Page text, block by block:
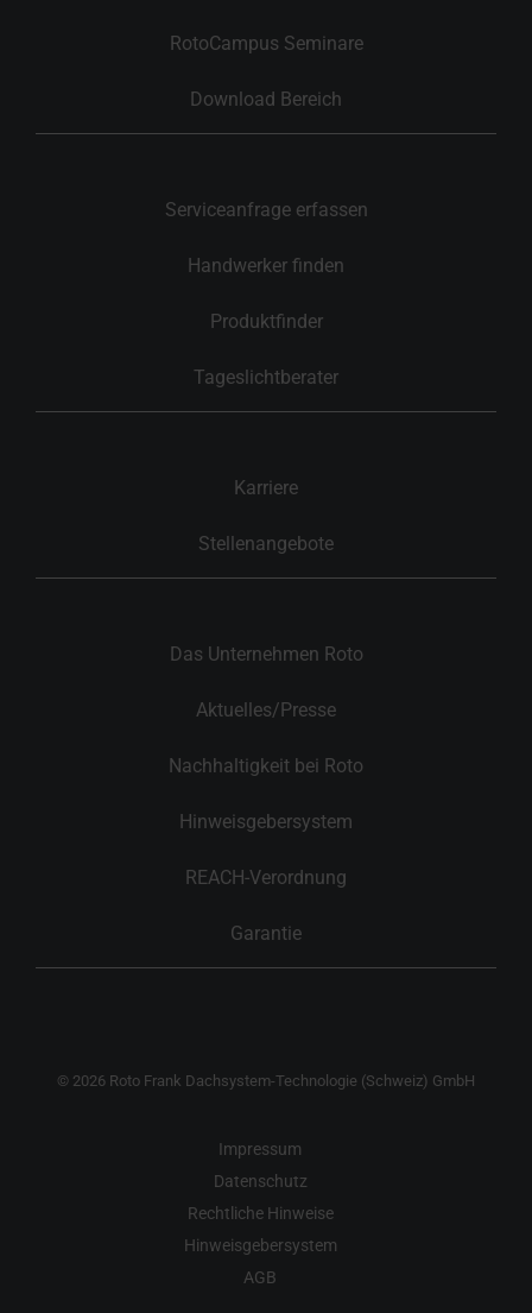
RotoCampus Seminare
Download Bereich
Serviceanfrage erfassen
Handwerker finden
Produktfinder
Tageslichtberater
Karriere
Stellenangebote
Das Unternehmen Roto
Aktuelles/Presse
Nachhaltigkeit bei Roto
Hinweisgebersystem
REACH-Verordnung
Garantie
© 2026 Roto Frank Dachsystem-Technologie (Schweiz) GmbH
Impressum
Datenschutz
Rechtliche Hinweise
Hinweisgebersystem
AGB